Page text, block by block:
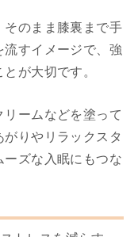
そのまま膝裏まで手
流すイメージで、強
が大切です。
ームなどを塗って
りやリラックスタ
ーズな入眠にもつな